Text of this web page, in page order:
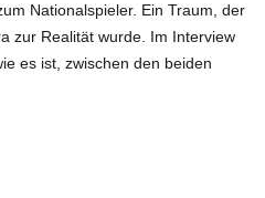
Nationalspieler. Ein Traum, der
zur Realität wurde. Im Interview
es ist, zwischen den beiden